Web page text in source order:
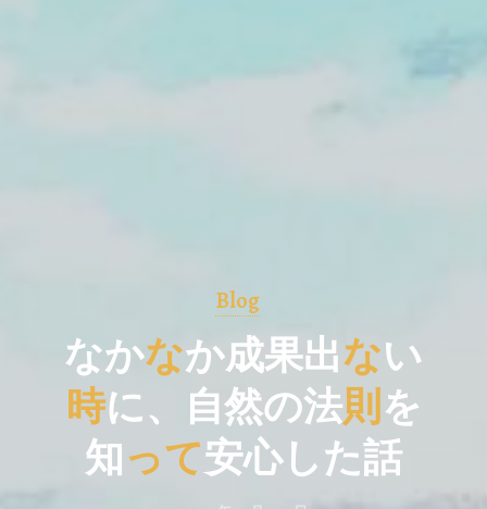
Blog
なかなか成果出ない
時に、 自然の法則を
知って安心した話